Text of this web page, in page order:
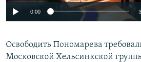
0:00
Освободить Пономарева
Московской Хельсинкской